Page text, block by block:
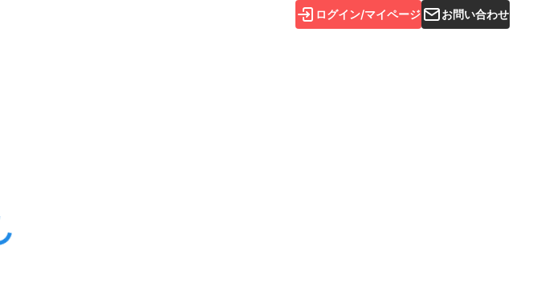
ログイン/マイページ お問い合わせ